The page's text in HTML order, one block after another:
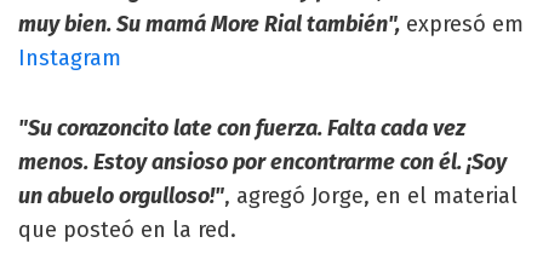
muy bien. Su mamá More Rial también", expresó em
Instagram
"Su corazoncito late con fuerza. Falta cada vez
menos. Estoy ansioso por encontrarme con él. ¡Soy
un abuelo orgulloso!", agregó Jorge, en el material
que posteó en la red.